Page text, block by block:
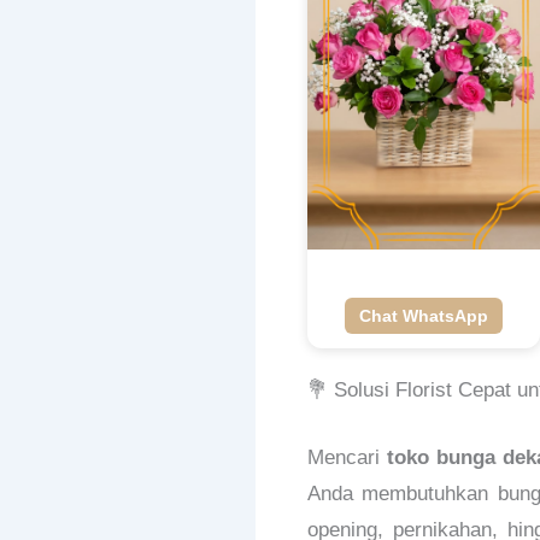
Chat WhatsApp
💐 Solusi Florist Cepat
Mencari toko bunga
Anda membutuhkan
opening, pernikahan,